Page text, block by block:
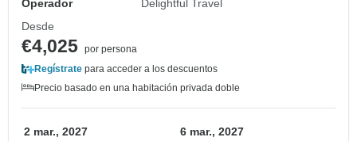
Operador
Delightful Travel
Desde
€4,025 por persona
Regístrate para acceder a los descuentos
Precio basado en una habitación privada doble
2 mar., 2027 6 mar., 2027